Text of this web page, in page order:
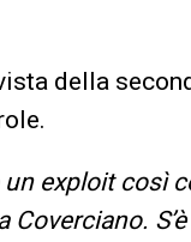
della
exploit così